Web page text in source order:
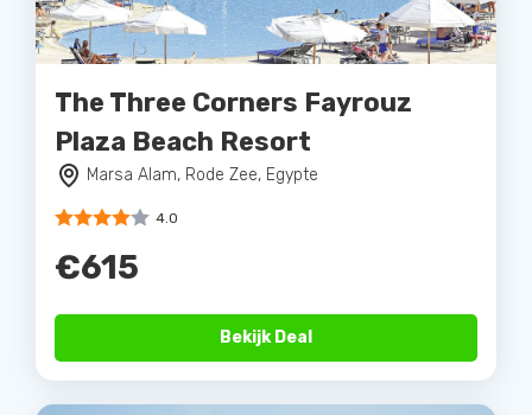
The Three Corners Fayrouz
Plaza Beach Resort
Marsa Alam, Rode Zee, Egypte
4.0
€615
Bekijk Deal